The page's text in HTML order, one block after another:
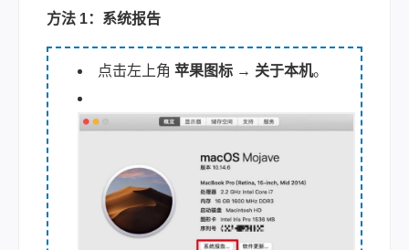
方法 1：系统报告
点击左上角 苹果图标 → 关于本机。